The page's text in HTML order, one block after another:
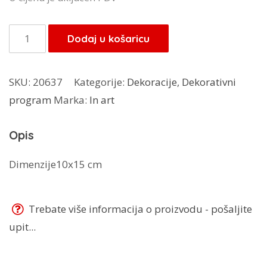
je:
8,00 KM.
6,80 KM.
art
za
sliku
Dodaj u košaricu
SKU: 20637 Kategorije: Dekoracije, Dekorativni
program Marka: In art
Opis
Dimenzije10x15 cm
Trebate više informacija o proizvodu - pošaljite
upit...